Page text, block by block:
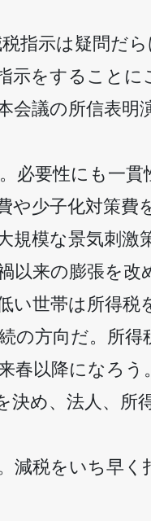
指示は疑問だ
示をすること
会議の所信表明
必要性にも一
や少子化対策費
規模な景気刺激
以来の膨張を改
い世帯は所得税
の方向だ。所
春以降になろ
決め、法人、
減税をいち早